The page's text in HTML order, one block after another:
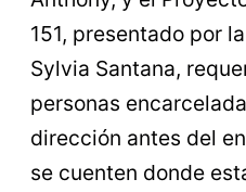
151, presentado por
Sylvia Santana,
personas
dirección antes del
se cuenten donde